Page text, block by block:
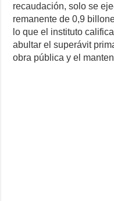
recaudación, solo se
remanente de 0,9
lo que el instituto
abultar el superávit
obra pública y el